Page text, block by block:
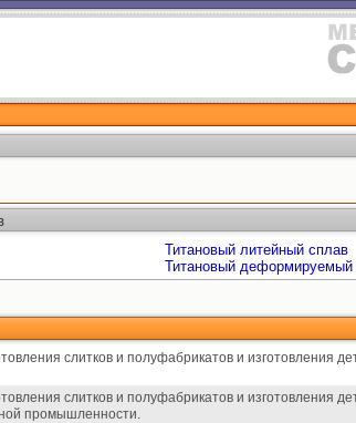
Титановый литейный сплав
Титановый деформируемый
слитков и полуфабрикатов и изготовления
слитков и полуфабрикатов и изготовления
промышленности.